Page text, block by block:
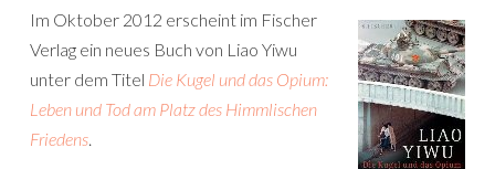
Im Oktober 2012 erscheint im Fischer
Verlag ein neues Buch von Liao Yiwu
unter dem Titel Die Kugel und das Opium:
Leben und Tod am Platz des Himmlischen
Friedens.